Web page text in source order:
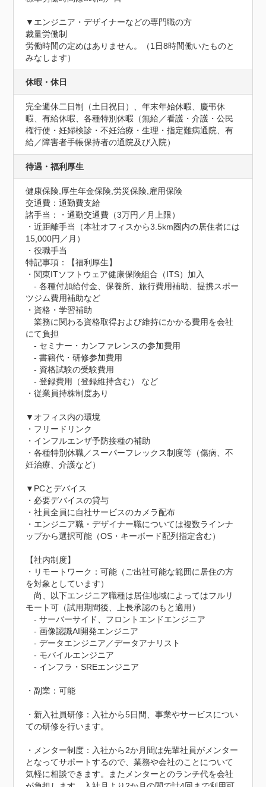
▼エンジニア・デザイナーなどの専門職の方
裁量労働制
労働時間の定めはありません。（1日8時間働いたものと
みなします）
休暇・休日
完全週休二日制（土日祝日）、年末年始休暇、慶弔休
暇、有給休暇、各種特別休暇（無給／看護・介護・公民
権行使・妊婦検診・不妊治療・生理・指定難病通院、有
給／障害者手帳保持者の通院及び入院）
待遇・福利厚生
健康保険,厚生年金保険,労災保険,雇用保険
交通費：通勤費支給
諸手当：・通勤交通費（3万円／月上限）
・近距離手当（本社オフィスから3.5km圏内の居住者には
15,000円／月）
・役職手当
特記事項：【福利厚生】
・関東ITソフトウェア健康保険組合（ITS）加入
- 各種付加給付金、保養所、旅行費用補助、提携スポー
ツジム費用補助など
・資格・学習補助
業務に関わる資格取得および維持にかかる費用を会社
にて負担
- セミナー・カンファレンスの参加費用
- 書籍代・研修参加費用
- 資格試験の受験費用
- 登録費用（登録維持含む） など
・従業員持株制度あり
▼オフィス内の環境
・フリードリンク
・インフルエンザ予防接種の補助
・各種特別休職／スーパーフレックス制度等（傷病、不
妊治療、介護など）
▼PCとデバイス
・必要デバイスの貸与
・社員全員に自社サービスのカメラ配布
・エンジニア職・デザイナー職については複数ラインナ
ップから選択可能（OS・キーボード配列指定含む）
【社内制度】
・リモートワーク：可能（ご出社可能な範囲に居住の方
を対象としています）
尚、以下エンジニア職種は居住地域によってはフルリ
モート可（試用期間後、上長承認のもと適用）
- サーバーサイド、フロントエンドエンジニア
- 画像認識AI開発エンジニア
- データエンジニア／データアナリスト
- モバイルエンジニア
- インフラ・SREエンジニア
・副業：可能
・新入社員研修：入社から5日間、事業やサービスについ
ての研修を行います。
・メンター制度：入社から2か月間は先輩社員がメンター
となってサポートするので、業務や会社のことについて
気軽に相談できます。またメンターとのランチ代を会社